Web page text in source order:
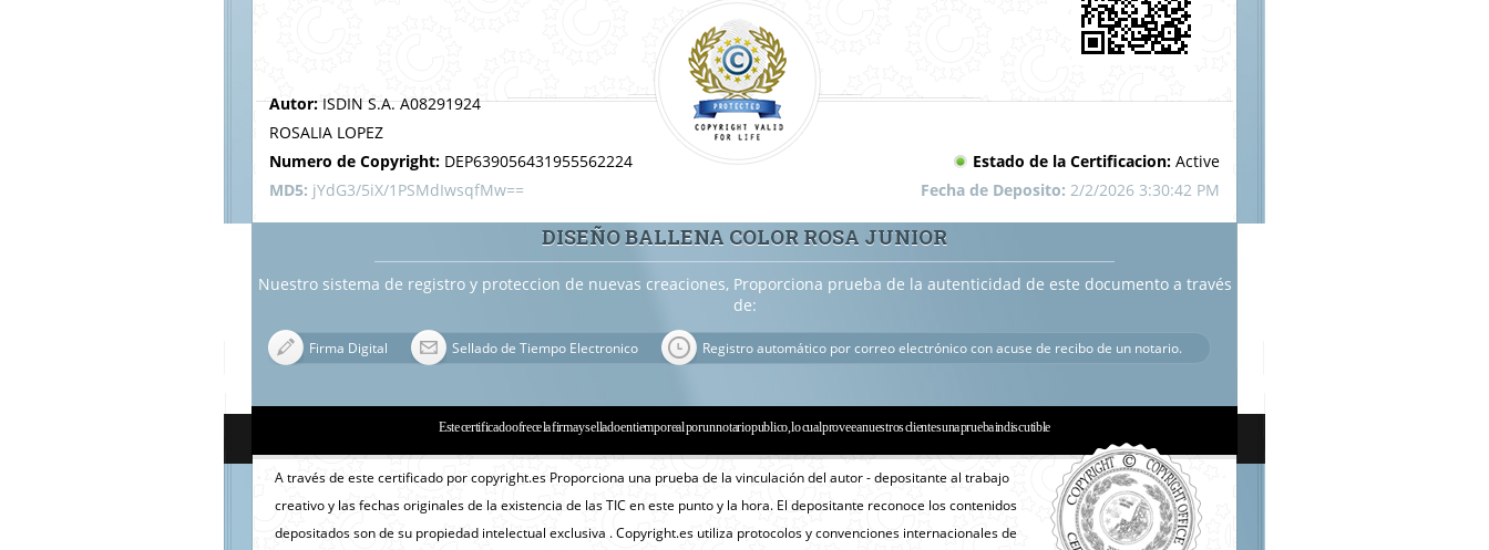
Autor: ISDIN S.A. A08291924
ROSALIA LOPEZ
Numero de Copyright: DEP639056431955562224
MD5: jYdG3/5iX/1PSMdIwsqfMw==
Estado de la Certificacion: Active
Fecha de Deposito: 2/2/2026 3:30:42 PM
DISEÑO BALLENA COLOR ROSA JUNIOR
Nuestro sistema de registro y proteccion de nuevas creaciones, Proporciona prueba de la autenticidad de este documento a través
de:
Firma Digital Sellado de Tiempo Electronico Registro automático por correo electrónico con acuse de recibo de un notario.
Este certificado ofrece la firma y sellado en tiempo real por un notario publico, lo cual provee a nuestros clientes una prueba indiscutible
A través de este certificado por copyright.es Proporciona una prueba de la vinculación del autor - depositante al trabajo
creativo y las fechas originales de la existencia de las TIC en este punto y la hora. El depositante reconoce los contenidos
depositados son de su propiedad intelectual exclusiva . Copyright.es utiliza protocolos y convenciones internacionales de